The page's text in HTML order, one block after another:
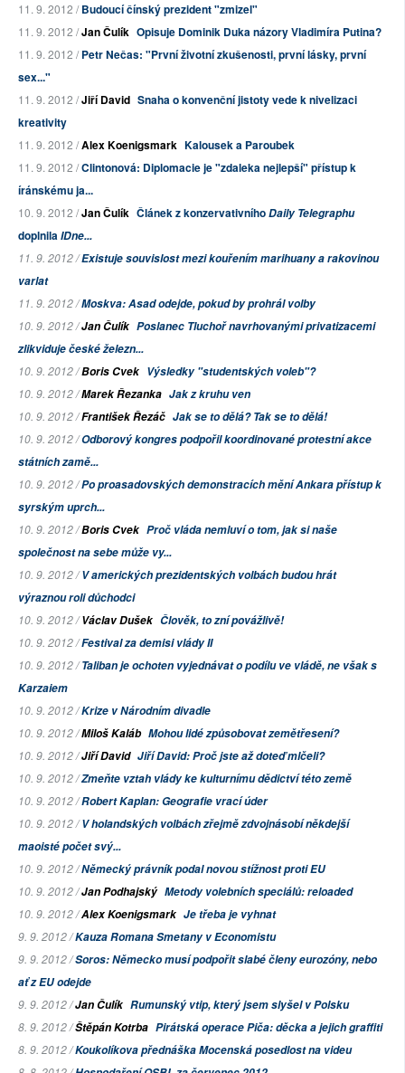
11. 9. 2012 /Budoucí čínský prezident "zmizel"
11. 9. 2012 /Jan Čulík Opisuje Dominik Duka názory Vladimíra Putina?
11. 9. 2012 /Petr Nečas: "První životní zkušenosti, první lásky, první
sex..."
11. 9. 2012 /Jiří David Snaha o konvenční jistoty vede k nivelizaci
kreativity
11. 9. 2012 /Alex Koenigsmark Kalousek a Paroubek
11. 9. 2012 /Clintonová: Diplomacie je "zdaleka nejlepší" přístup k
íránskému ja...
10. 9. 2012 /Jan Čulík Článek z konzervativníhoDaily Telegraphu
doplnilaIDne...
11. 9. 2012 /Existuje souvislost mezi kouřením marihuany a rakovinou
varlat
11. 9. 2012 /Moskva: Asad odejde, pokud by prohrál volby
10. 9. 2012 /Jan Čulík Poslanec Tluchoř navrhovanými privatizacemi
zlikviduje české železn...
10. 9. 2012 /Boris Cvek Výsledky "studentských voleb"?
10. 9. 2012 /Marek Řezanka Jak z kruhu ven
10. 9. 2012 /František Řezáč Jak se to dělá? Tak se to dělá!
10. 9. 2012 /Odborový kongres podpořil koordinované protestní akce
státních zamě...
10. 9. 2012 /Po proasadovských demonstracích mění Ankara přístup k
syrským uprch...
10. 9. 2012 /Boris Cvek Proč vláda nemluví o tom, jak si naše
společnost na sebe může vy...
10. 9. 2012 /V amerických prezidentských volbách budou hrát
výraznou roli důchodci
10. 9. 2012 /Václav Dušek Člověk, to zní povážlivě!
10. 9. 2012 /Festival za demisi vlády II
10. 9. 2012 /Taliban je ochoten vyjednávat o podílu ve vládě, ne však s
Karzaiem
10. 9. 2012 /Krize v Národním divadle
10. 9. 2012 /Miloš Kaláb Mohou lidé způsobovat zemětřesení?
10. 9. 2012 /Jiří David Jiří David: Proč jste až doteď mlčeli?
10. 9. 2012 /Zmeňte vztah vlády ke kulturnímu dědictví této země
10. 9. 2012 /Robert Kaplan: Geografie vrací úder
10. 9. 2012 /V holandských volbách zřejmě zdvojnásobí někdejší
maoisté počet svý...
10. 9. 2012 /Německý právník podal novou stížnost proti EU
10. 9. 2012 /Jan Podhajský Metody volebních speciálů: reloaded
10. 9. 2012 /Alex Koenigsmark Je třeba je vyhnat
9. 9. 2012 /Kauza Romana Smetany vEconomistu
9. 9. 2012 /Soros: Německo musí podpořit slabé členy eurozóny, nebo
ať z EU odejde
9. 9. 2012 /Jan Čulík Rumunský vtip, který jsem slyšel v Polsku
8. 9. 2012 /Štěpán Kotrba Pirátská operace Piča: děcka a jejich graffiti
8. 9. 2012 /Koukolíkova přednáška Mocenská posedlost na videu